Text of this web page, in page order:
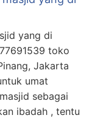
yang di
toko
Jakarta
umat
sebagai
ibadah , tentu